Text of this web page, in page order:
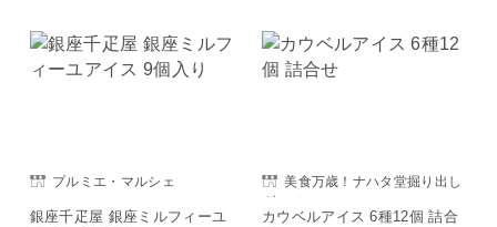
プルミエ・マルシェ
銀座千疋屋 銀座ミルフィーユ
美食万歳！ナハタ堂掘り出し
グルメ
カウベルアイス 6種12個 詰合